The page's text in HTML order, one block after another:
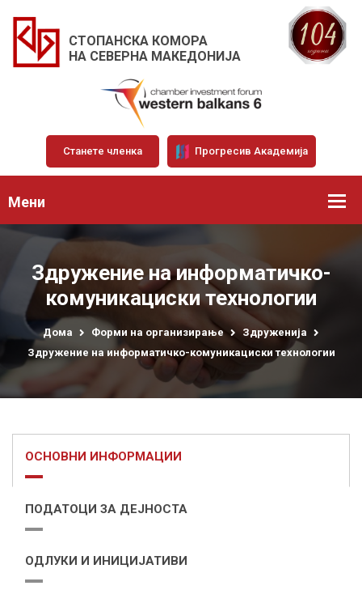
СТОПАНСКА КОМОРА
НА СЕВЕРНА МАКЕДОНИЈА
Станете членка Прогресив Академија
Мени
Здружение на информатичко-
комуникациски технологии
Дома Форми на организирање
Здруженија
Здружение на информатичко-комуникациски технологии
ОСНОВНИ ИНФОРМАЦИИ
ПОДАТОЦИ ЗА ДЕЈНОСТА
ОДЛУКИ И ИНИЦИЈАТИВИ